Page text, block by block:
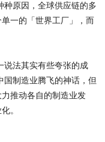
种原因，全球供应链的多
一的「世界工厂」，而
说法其实有些夸张的成
制造业腾飞的神话，但
推动各自的制造业发
。